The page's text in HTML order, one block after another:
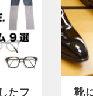
たフ
靴